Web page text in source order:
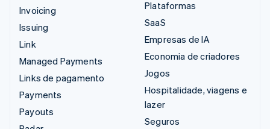
Invoicing
Issuing
Link
Managed Payments
Links de pagamento
Payments
Payouts
Plataformas
SaaS
Empresas de IA
Economia de criadores
Jogos
Hospitalidade, viagens e
lazer
Seguros